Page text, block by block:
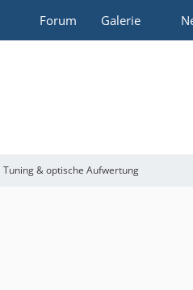
Forum Galerie
Tuning & optische Aufwertung